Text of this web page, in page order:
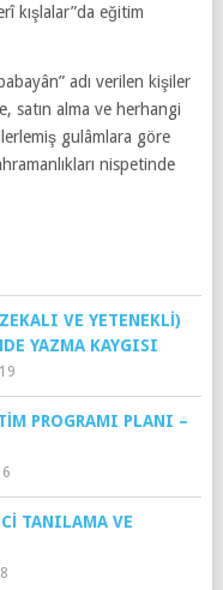
kışlalar”da eğitim
adı verilen kişiler
satın alma ve herhangi
gulâmlara göre
nispetinde
VE YETENEKLİ)
YAZMA KAYGISI
PROGRAMI PLANI –
TANILAMA VE